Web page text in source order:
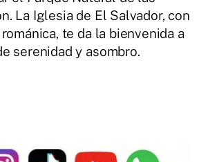
La Iglesia de El Salvador, con
te da la bienvenida a
serenidad y asombro.